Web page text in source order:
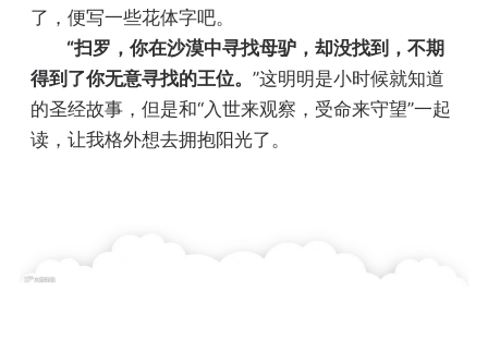
了，便写一些花体字吧。
“扫罗，你在沙漠中寻找母驴，却没找到，不期
得到了你无意寻找的王位。 ”这明明是小时候就知道
的圣经故事，但是和“入世来观察，受命来守望”一起
读，让我格外想去拥抱阳光了。